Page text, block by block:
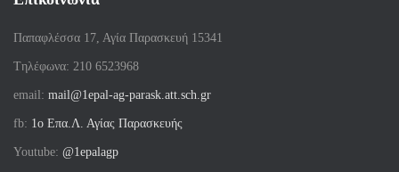
Παπαφλέσσα 17, Αγία Παρασκευή 15341
Tηλέφωνα: 210 6523968
email: mail@1epal-ag-parask.att.sch.gr
fb: 1ο Επα.Λ. Αγίας Παρασκευής
Youtube: @1epalagp